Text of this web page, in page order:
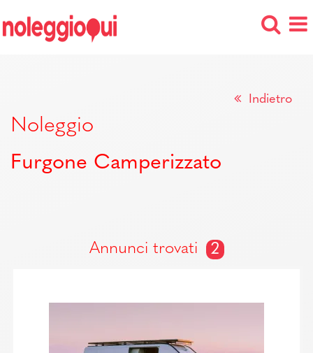
Indietro
Noleggio
Furgone Camperizzato
Annunci trovati 2